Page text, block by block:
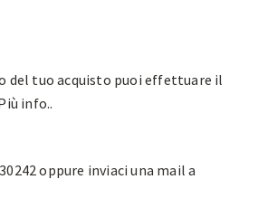
del tuo acquisto puoi effettuare il
info..
oppure inviaci una mail a